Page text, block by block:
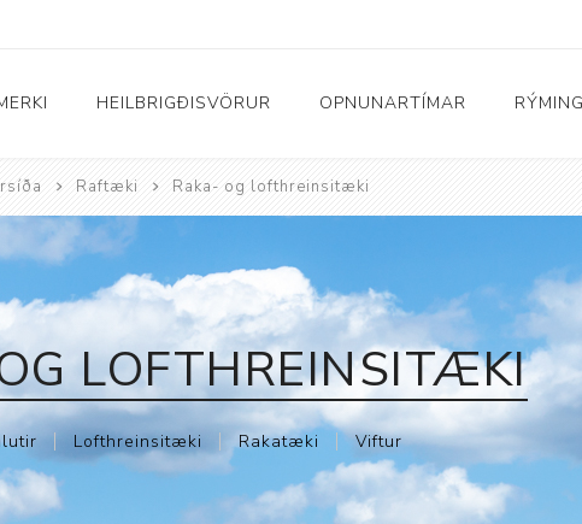
Peysur og bolir
Náttföt
Buxur
Sokkar
Yfirhafnir
Sundfatnaður
Nærföt
Dagljós og vekjaraklukkur
Hár og snyrting
Hljómtæki
Ilmgjafar
Nudd- og hitatæki
Raka- og lofthreinsitæki
Snjallúr
Eldhús
HEILBRIGÐISVÖRUR OPNUNARTÍMAR
Raftæki Raka- og lofthreinsitæki
LOFTHREINSITÆKI
Lofthreinsitæki Rakatæki Viftur